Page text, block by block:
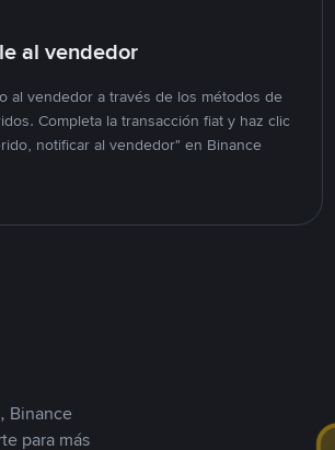
al vendedor
al vendedor a través de los métodos de
Completa la transacción fiat y haz clic
notificar al vendedor" en Binance
Binance
para más